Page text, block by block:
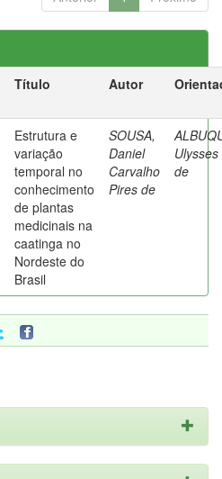
Título Autor
Estrutura e
variação
temporal no
conhecimento
de plantas
medicinais na
caatinga no
Nordeste do
Brasil
SOUSA,
Daniel
Carvalho
Pires de
de